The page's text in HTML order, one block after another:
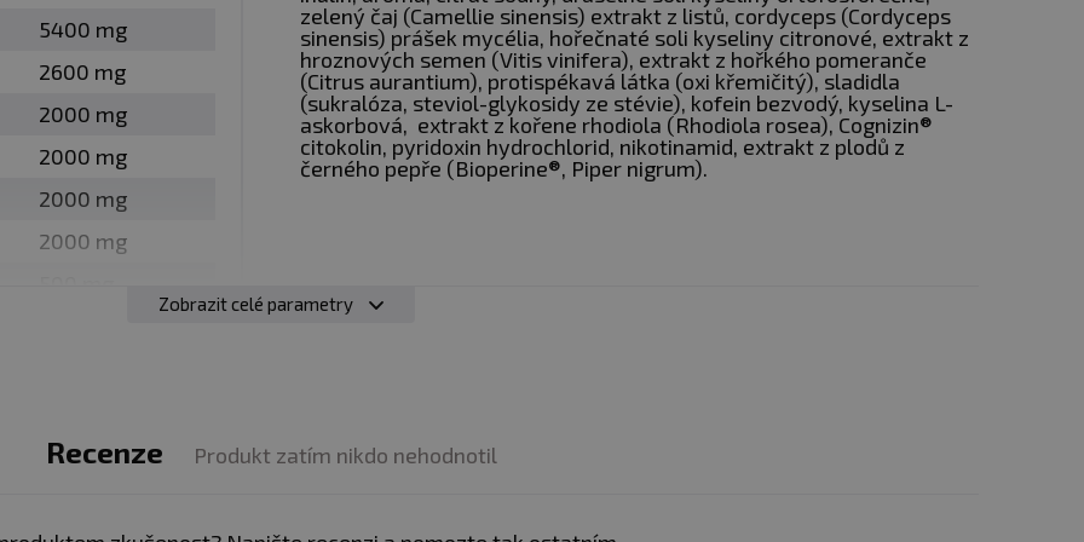
přípravek
energie a koncentrace v jednom
Jirky Vacka
délku výkonu a zároveň snižuje únavu i bolestivost svalů.
5400 mg
2600 mg
2000 mg
2000 mg
2000 mg
2000 mg
300 mg
15 %
zelený čaj (Camellie sinensis) extrakt z listů, cordyceps (Cordyceps
sinensis) prášek mycélia, hořečnaté soli kyseliny citronové, extrakt z
hroznových semen (Vitis vinifera), extrakt z hořkého pomeranče
(Citrus aurantium), protispékavá látka (oxi křemičitý), sladidla
(sukralóza, steviol-glykosidy ze stévie), kofein bezvodý, kyselina L-
askorbová, extrakt z kořene rhodiola (Rhodiola rosea), Cognizin®
citokolin, pyridoxin hydrochlorid, nikotinamid, extrakt z plodů z
černého pepře (Bioperine®, Piper nigrum).
Zobrazit celé parametry
Recenze Produkt zatím nikdo nehodnotil